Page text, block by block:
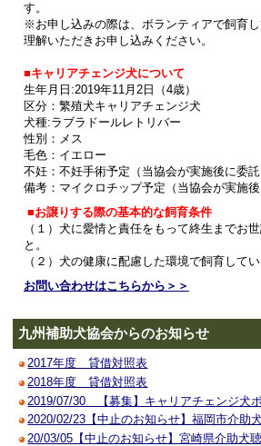
す。
※お申し込みの際は、ボランティアで飼育
理解いただきお申し込みください。
■キャリアチェンジ犬について
生年月日:2019年11月2日（4歳）
区分：繁殖犬キャリアチェンジ犬
犬種:ラブラドールレトリバー
性別：メス
毛色：イエロー
不妊：不妊手術予定（当協会が実施後に委託
備考：マイクロチップ予定（当協会が実施後
■お譲りする際の基本的な飼育条件
（１）犬に愛情と責任をもって終生までお
と。
（２）犬の健康に配慮した環境で飼育してい
お問い合わせはこちらから＞＞
九州補助犬協会からのお知らせ
2017年度 貸借対照表
2018年度 貸借対照表
2019/07/30 【募集】キャリアチェンジ犬
2020/02/23【中止のお知らせ】福岡市介助
20/03/05【中止のお知らせ】宮崎県介助犬